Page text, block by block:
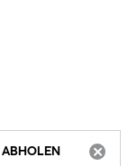
ABHOLEN